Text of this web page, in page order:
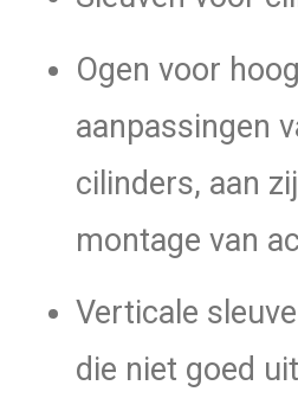
Ogen voor
aanpassingen
cilinders, aan
montage van
Verticale
die niet goed